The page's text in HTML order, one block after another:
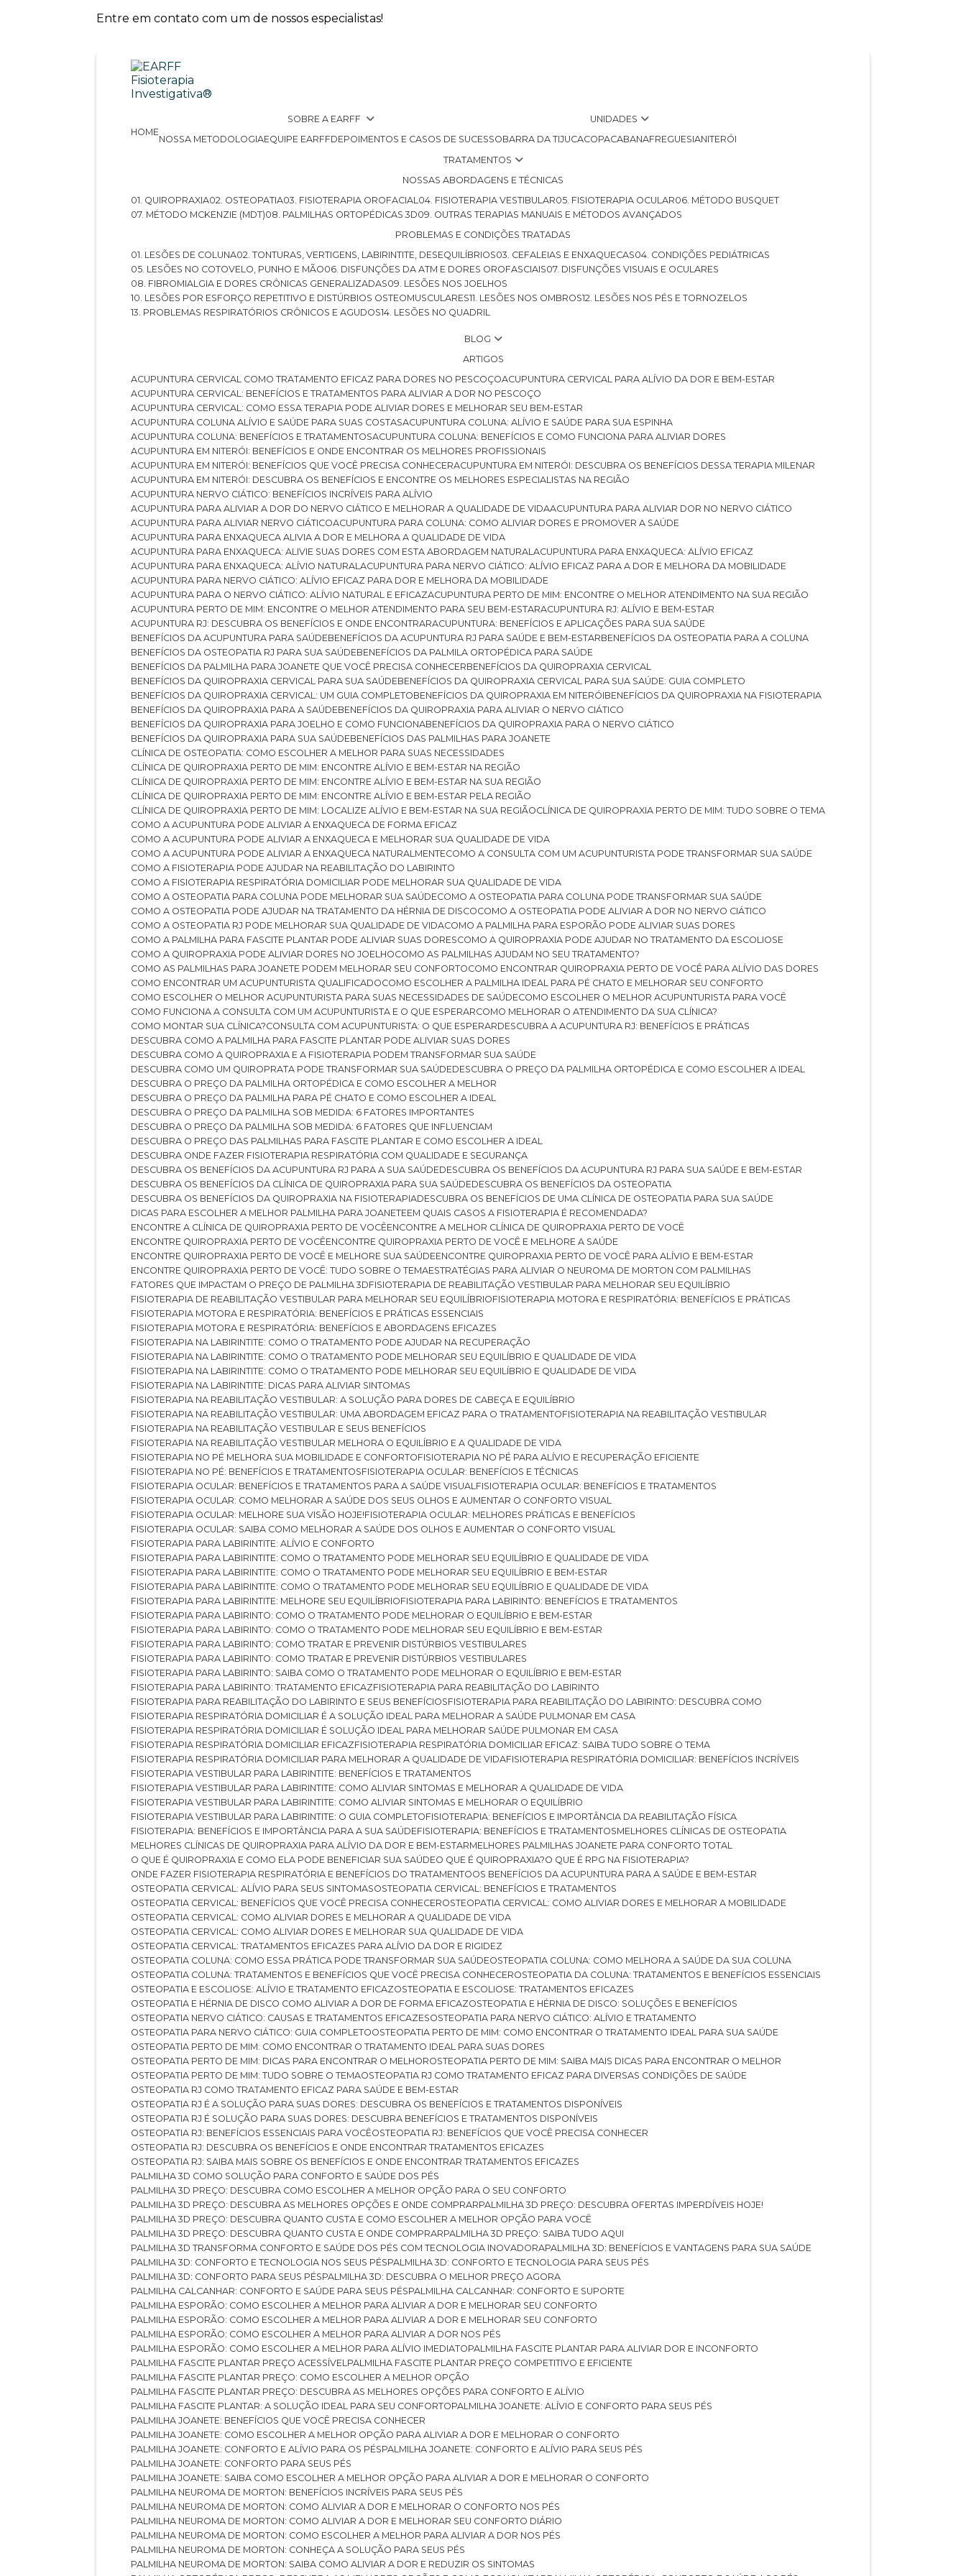
Entre em contato com um de nossos especialistas!
HOME
SOBRE A EARFF
NOSSA METODOLOGIA EQUIPE EARFF DEPOIMENTOS E CASOS DE SUCESSO
UNIDADES
BARRA DA TIJUCA
COPACABANA FREGUESIA
NITERÓI
TRATAMENTOS
NOSSAS ABORDAGENS E TÉCNICAS
01. QUIROPRAXIA
02. OSTEOPATIA 03. FISIOTERAPIA OROFACIAL 04. FISIOTERAPIA VESTIBULAR 05. FISIOTERAPIA OCULAR
06. MÉTODO BUSQUET
07. MÉTODO MCKENZIE (MDT)
08. PALMILHAS ORTOPÉDICAS 3D
09. OUTRAS TERAPIAS MANUAIS E MÉTODOS AVANÇADOS
PROBLEMAS E CONDIÇÕES TRATADAS
01. LESÕES DE COLUNA
02. TONTURAS, VERTIGENS, LABIRINTITE, DESEQUILÍBRIOS 03. CEFALEIAS E ENXAQUECAS
04. CONDIÇÕES PEDIÁTRICAS
05. LESÕES NO COTOVELO, PUNHO E MÃO
06. DISFUNÇÕES DA ATM E DORES OROFASCIAIS
07. DISFUNÇÕES VISUAIS E OCULARES
08. FIBROMIALGIA E DORES CRÔNICAS GENERALIZADAS
09. LESÕES NOS JOELHOS
10. LESÕES POR ESFORÇO REPETITIVO E DISTÚRBIOS OSTEOMUSCULARES 11. LESÕES NOS OMBROS 12. LESÕES NOS PÉS E TORNOZELOS
13. PROBLEMAS RESPIRATÓRIOS CRÔNICOS E AGUDOS 14. LESÕES NO QUADRIL
BLOG
ARTIGOS
ACUPUNTURA CERVICAL COMO TRATAMENTO EFICAZ PARA DORES NO PESCOÇO
ACUPUNTURA CERVICAL PARA ALÍVIO DA DOR E BEM-ESTAR
ACUPUNTURA CERVICAL: BENEFÍCIOS E TRATAMENTOS PARA ALIVIAR A DOR NO PESCOÇO
ACUPUNTURA CERVICAL: COMO ESSA TERAPIA PODE ALIVIAR DORES E MELHORAR SEU BEM-ESTAR
ACUPUNTURA COLUNA ALÍVIO E SAÚDE PARA SUAS COSTAS
ACUPUNTURA COLUNA: ALÍVIO E SAÚDE PARA SUA ESPINHA
ACUPUNTURA COLUNA: BENEFÍCIOS E TRATAMENTOS
ACUPUNTURA COLUNA: BENEFÍCIOS E COMO FUNCIONA PARA ALIVIAR DORES
ACUPUNTURA EM NITERÓI: BENEFÍCIOS E ONDE ENCONTRAR OS MELHORES PROFISSIONAIS
ACUPUNTURA EM NITERÓI: BENEFÍCIOS QUE VOCÊ PRECISA CONHECER
ACUPUNTURA EM NITERÓI: DESCUBRA OS BENEFÍCIOS DESSA TERAPIA MILENAR
ACUPUNTURA EM NITERÓI: DESCUBRA OS BENEFÍCIOS E ENCONTRE OS MELHORES ESPECIALISTAS NA REGIÃO
ACUPUNTURA NERVO CIÁTICO: BENEFÍCIOS INCRÍVEIS PARA ALÍVIO
ACUPUNTURA PARA ALIVIAR A DOR DO NERVO CIÁTICO E MELHORAR A QUALIDADE DE VIDA
ACUPUNTURA PARA ALIVIAR DOR NO NERVO CIÁTICO
ACUPUNTURA PARA ALIVIAR NERVO CIÁTICO
ACUPUNTURA PARA COLUNA: COMO ALIVIAR DORES E PROMOVER A SAÚDE
ACUPUNTURA PARA ENXAQUECA ALIVIA A DOR E MELHORA A QUALIDADE DE VIDA
ACUPUNTURA PARA ENXAQUECA: ALIVIE SUAS DORES COM ESTA ABORDAGEM NATURAL
ACUPUNTURA PARA ENXAQUECA: ALÍVIO EFICAZ
ACUPUNTURA PARA ENXAQUECA: ALÍVIO NATURAL
ACUPUNTURA PARA NERVO CIÁTICO: ALÍVIO EFICAZ PARA A DOR E MELHORA DA MOBILIDADE
ACUPUNTURA PARA NERVO CIÁTICO: ALÍVIO EFICAZ PARA DOR E MELHORA DA MOBILIDADE
ACUPUNTURA PARA O NERVO CIÁTICO: ALÍVIO NATURAL E EFICAZ
ACUPUNTURA PERTO DE MIM: ENCONTRE O MELHOR ATENDIMENTO NA SUA REGIÃO
ACUPUNTURA PERTO DE MIM: ENCONTRE O MELHOR ATENDIMENTO PARA SEU BEM-ESTAR
ACUPUNTURA RJ: ALÍVIO E BEM-ESTAR
ACUPUNTURA RJ: DESCUBRA OS BENEFÍCIOS E ONDE ENCONTRAR
ACUPUNTURA: BENEFÍCIOS E APLICAÇÕES PARA SUA SAÚDE
BENEFÍCIOS DA ACUPUNTURA PARA SAÚDE
BENEFÍCIOS DA ACUPUNTURA RJ PARA SAÚDE E BEM-ESTAR
BENEFÍCIOS DA OSTEOPATIA PARA A COLUNA
BENEFÍCIOS DA OSTEOPATIA RJ PARA SUA SAÚDE
BENEFÍCIOS DA PALMILA ORTOPÉDICA PARA SAÚDE
BENEFÍCIOS DA PALMILHA PARA JOANETE QUE VOCÊ PRECISA CONHECER
BENEFÍCIOS DA QUIROPRAXIA CERVICAL
BENEFÍCIOS DA QUIROPRAXIA CERVICAL PARA SUA SAÚDE
BENEFÍCIOS DA QUIROPRAXIA CERVICAL PARA SUA SAÚDE: GUIA COMPLETO
BENEFÍCIOS DA QUIROPRAXIA CERVICAL: UM GUIA COMPLETO
BENEFÍCIOS DA QUIROPRAXIA EM NITERÓI
BENEFÍCIOS DA QUIROPRAXIA NA FISIOTERAPIA
BENEFÍCIOS DA QUIROPRAXIA PARA A SAÚDE
BENEFÍCIOS DA QUIROPRAXIA PARA ALIVIAR O NERVO CIÁTICO
BENEFÍCIOS DA QUIROPRAXIA PARA JOELHO E COMO FUNCIONA
BENEFÍCIOS DA QUIROPRAXIA PARA O NERVO CIÁTICO
BENEFÍCIOS DA QUIROPRAXIA PARA SUA SAÚDE
BENEFÍCIOS DAS PALMILHAS PARA JOANETE
CLÍNICA DE OSTEOPATIA: COMO ESCOLHER A MELHOR PARA SUAS NECESSIDADES
CLÍNICA DE QUIROPRAXIA PERTO DE MIM: ENCONTRE ALÍVIO E BEM-ESTAR NA REGIÃO
CLÍNICA DE QUIROPRAXIA PERTO DE MIM: ENCONTRE ALÍVIO E BEM-ESTAR NA SUA REGIÃO
CLÍNICA DE QUIROPRAXIA PERTO DE MIM: ENCONTRE ALÍVIO E BEM-ESTAR PELA REGIÃO
CLÍNICA DE QUIROPRAXIA PERTO DE MIM: LOCALIZE ALÍVIO E BEM-ESTAR NA SUA REGIÃO
CLÍNICA DE QUIROPRAXIA PERTO DE MIM: TUDO SOBRE O TEMA
COMO A ACUPUNTURA PODE ALIVIAR A ENXAQUECA DE FORMA EFICAZ
COMO A ACUPUNTURA PODE ALIVIAR A ENXAQUECA E MELHORAR SUA QUALIDADE DE VIDA
COMO A ACUPUNTURA PODE ALIVIAR A ENXAQUECA NATURALMENTE
COMO A CONSULTA COM UM ACUPUNTURISTA PODE TRANSFORMAR SUA SAÚDE
COMO A FISIOTERAPIA PODE AJUDAR NA REABILITAÇÃO DO LABIRINTO
COMO A FISIOTERAPIA RESPIRATÓRIA DOMICILIAR PODE MELHORAR SUA QUALIDADE DE VIDA
COMO A OSTEOPATIA PARA COLUNA PODE MELHORAR SUA SAÚDE
COMO A OSTEOPATIA PARA COLUNA PODE TRANSFORMAR SUA SAÚDE
COMO A OSTEOPATIA PODE AJUDAR NA TRATAMENTO DA HÉRNIA DE DISCO
COMO A OSTEOPATIA PODE ALIVIAR A DOR NO NERVO CIÁTICO
COMO A OSTEOPATIA RJ PODE MELHORAR SUA QUALIDADE DE VIDA
COMO A PALMILHA PARA ESPORÃO PODE ALIVIAR SUAS DORES
COMO A PALMILHA PARA FASCITE PLANTAR PODE ALIVIAR SUAS DORES
COMO A QUIROPRAXIA PODE AJUDAR NO TRATAMENTO DA ESCOLIOSE
COMO A QUIROPRAXIA PODE ALIVIAR DORES NO JOELHO
COMO AS PALMILHAS AJUDAM NO SEU TRATAMENTO?
COMO AS PALMILHAS PARA JOANETE PODEM MELHORAR SEU CONFORTO
COMO ENCONTRAR QUIROPRAXIA PERTO DE VOCÊ PARA ALÍVIO DAS DORES
COMO ENCONTRAR UM ACUPUNTURISTA QUALIFICADO
COMO ESCOLHER A PALMILHA IDEAL PARA PÉ CHATO E MELHORAR SEU CONFORTO
COMO ESCOLHER O MELHOR ACUPUNTURISTA PARA SUAS NECESSIDADES DE SAÚDE
COMO ESCOLHER O MELHOR ACUPUNTURISTA PARA VOCÊ
COMO FUNCIONA A CONSULTA COM UM ACUPUNTURISTA E O QUE ESPERAR
COMO MELHORAR O ATENDIMENTO DA SUA CLÍNICA?
COMO MONTAR SUA CLÍNICA?
CONSULTA COM ACUPUNTURISTA: O QUE ESPERAR
DESCUBRA A ACUPUNTURA RJ: BENEFÍCIOS E PRÁTICAS
DESCUBRA COMO A PALMILHA PARA FASCITE PLANTAR PODE ALIVIAR SUAS DORES
DESCUBRA COMO A QUIROPRAXIA E A FISIOTERAPIA PODEM TRANSFORMAR SUA SAÚDE
DESCUBRA COMO UM QUIROPRATA PODE TRANSFORMAR SUA SAÚDE
DESCUBRA O PREÇO DA PALMILHA ORTOPÉDICA E COMO ESCOLHER A IDEAL
DESCUBRA O PREÇO DA PALMILHA ORTOPÉDICA E COMO ESCOLHER A MELHOR
DESCUBRA O PREÇO DA PALMILHA PARA PÉ CHATO E COMO ESCOLHER A IDEAL
DESCUBRA O PREÇO DA PALMILHA SOB MEDIDA: 6 FATORES IMPORTANTES
DESCUBRA O PREÇO DA PALMILHA SOB MEDIDA: 6 FATORES QUE INFLUENCIAM
DESCUBRA O PREÇO DAS PALMILHAS PARA FASCITE PLANTAR E COMO ESCOLHER A IDEAL
DESCUBRA ONDE FAZER FISIOTERAPIA RESPIRATÓRIA COM QUALIDADE E SEGURANÇA
DESCUBRA OS BENEFÍCIOS DA ACUPUNTURA RJ PARA A SUA SAÚDE
DESCUBRA OS BENEFÍCIOS DA ACUPUNTURA RJ PARA SUA SAÚDE E BEM-ESTAR
DESCUBRA OS BENEFÍCIOS DA CLÍNICA DE QUIROPRAXIA PARA SUA SAÚDE
DESCUBRA OS BENEFÍCIOS DA OSTEOPATIA
DESCUBRA OS BENEFÍCIOS DA QUIROPRAXIA NA FISIOTERAPIA
DESCUBRA OS BENEFÍCIOS DE UMA CLÍNICA DE OSTEOPATIA PARA SUA SAÚDE
DICAS PARA ESCOLHER A MELHOR PALMILHA PARA JOANETE EM QUAIS CASOS A FISIOTERAPIA É RECOMENDADA?
ENCONTRE A CLÍNICA DE QUIROPRAXIA PERTO DE VOCÊ ENCONTRE A MELHOR CLÍNICA DE QUIROPRAXIA PERTO DE VOCÊ
ENCONTRE QUIROPRAXIA PERTO DE VOCÊ ENCONTRE QUIROPRAXIA PERTO DE VOCÊ E MELHORE A SAÚDE
ENCONTRE QUIROPRAXIA PERTO DE VOCÊ E MELHORE SUA SAÚDE ENCONTRE QUIROPRAXIA PERTO DE VOCÊ PARA ALÍVIO E BEM-ESTAR
ENCONTRE QUIROPRAXIA PERTO DE VOCÊ: TUDO SOBRE O TEMA ESTRATÉGIAS PARA ALIVIAR O NEUROMA DE MORTON COM PALMILHAS
FATORES QUE IMPACTAM O PREÇO DE PALMILHA 3D
FISIOTERAPIA DE REABILITAÇÃO VESTIBULAR PARA MELHORAR SEU EQUILÍBRIO
FISIOTERAPIA DE REABILITAÇÃO VESTIBULAR PARA MELHORAR SEU EQUILÍBRIO
FISIOTERAPIA MOTORA E RESPIRATÓRIA: BENEFÍCIOS E PRÁTICAS
FISIOTERAPIA MOTORA E RESPIRATÓRIA: BENEFÍCIOS E PRÁTICAS ESSENCIAIS
FISIOTERAPIA MOTORA E RESPIRATÓRIA: BENEFÍCIOS E ABORDAGENS EFICAZES
FISIOTERAPIA NA LABIRINTITE: COMO O TRATAMENTO PODE AJUDAR NA RECUPERAÇÃO
FISIOTERAPIA NA LABIRINTITE: COMO O TRATAMENTO PODE MELHORAR SEU EQUILÍBRIO E QUALIDADE DE VIDA
FISIOTERAPIA NA LABIRINTITE: COMO O TRATAMENTO PODE MELHORAR SEU EQUILÍBRIO E QUALIDADE DE VIDA
FISIOTERAPIA NA LABIRINTITE: DICAS PARA ALIVIAR SINTOMAS
FISIOTERAPIA NA REABILITAÇÃO VESTIBULAR: A SOLUÇÃO PARA DORES DE CABEÇA E EQUILÍBRIO
FISIOTERAPIA NA REABILITAÇÃO VESTIBULAR: UMA ABORDAGEM EFICAZ PARA O TRATAMENTO
FISIOTERAPIA NA REABILITAÇÃO VESTIBULAR
FISIOTERAPIA NA REABILITAÇÃO VESTIBULAR E SEUS BENEFÍCIOS
FISIOTERAPIA NA REABILITAÇÃO VESTIBULAR MELHORA O EQUILÍBRIO E A QUALIDADE DE VIDA
FISIOTERAPIA NO PÉ MELHORA SUA MOBILIDADE E CONFORTO
FISIOTERAPIA NO PÉ PARA ALÍVIO E RECUPERAÇÃO EFICIENTE
FISIOTERAPIA NO PÉ: BENEFÍCIOS E TRATAMENTOS
FISIOTERAPIA OCULAR: BENEFÍCIOS E TÉCNICAS
FISIOTERAPIA OCULAR: BENEFÍCIOS E TRATAMENTOS PARA A SAÚDE VISUAL FISIOTERAPIA OCULAR: BENEFÍCIOS E TRATAMENTOS
FISIOTERAPIA OCULAR: COMO MELHORAR A SAÚDE DOS SEUS OLHOS E AUMENTAR O CONFORTO VISUAL
FISIOTERAPIA OCULAR: MELHORE SUA VISÃO HOJE! FISIOTERAPIA OCULAR: MELHORES PRÁTICAS E BENEFÍCIOS
FISIOTERAPIA OCULAR: SAIBA COMO MELHORAR A SAÚDE DOS OLHOS E AUMENTAR O CONFORTO VISUAL
FISIOTERAPIA PARA LABIRINTITE: ALÍVIO E CONFORTO
FISIOTERAPIA PARA LABIRINTITE: COMO O TRATAMENTO PODE MELHORAR SEU EQUILÍBRIO E QUALIDADE DE VIDA
FISIOTERAPIA PARA LABIRINTITE: COMO O TRATAMENTO PODE MELHORAR SEU EQUILÍBRIO E BEM-ESTAR
FISIOTERAPIA PARA LABIRINTITE: COMO O TRATAMENTO PODE MELHORAR SEU EQUILÍBRIO E QUALIDADE DE VIDA
FISIOTERAPIA PARA LABIRINTITE: MELHORE SEU EQUILÍBRIO
FISIOTERAPIA PARA LABIRINTO: BENEFÍCIOS E TRATAMENTOS
FISIOTERAPIA PARA LABIRINTO: COMO O TRATAMENTO PODE MELHORAR O EQUILÍBRIO E BEM-ESTAR
FISIOTERAPIA PARA LABIRINTO: COMO O TRATAMENTO PODE MELHORAR SEU EQUILÍBRIO E BEM-ESTAR
FISIOTERAPIA PARA LABIRINTO: COMO TRATAR E PREVENIR DISTÚRBIOS VESTIBULARES
FISIOTERAPIA PARA LABIRINTO: COMO TRATAR E PREVENIR DISTÚRBIOS VESTIBULARES
FISIOTERAPIA PARA LABIRINTO: SAIBA COMO O TRATAMENTO PODE MELHORAR O EQUILÍBRIO E BEM-ESTAR
FISIOTERAPIA PARA LABIRINTO: TRATAMENTO EFICAZ FISIOTERAPIA PARA REABILITAÇÃO DO LABIRINTO
FISIOTERAPIA PARA REABILITAÇÃO DO LABIRINTO E SEUS BENEFÍCIOS
FISIOTERAPIA PARA REABILITAÇÃO DO LABIRINTO: DESCUBRA COMO
FISIOTERAPIA RESPIRATÓRIA DOMICILIAR É A SOLUÇÃO IDEAL PARA MELHORAR A SAÚDE PULMONAR EM CASA
FISIOTERAPIA RESPIRATÓRIA DOMICILIAR É SOLUÇÃO IDEAL PARA MELHORAR SAÚDE PULMONAR EM CASA
FISIOTERAPIA RESPIRATÓRIA DOMICILIAR EFICAZ FISIOTERAPIA RESPIRATÓRIA DOMICILIAR EFICAZ: SAIBA TUDO SOBRE O TEMA
FISIOTERAPIA RESPIRATÓRIA DOMICILIAR PARA MELHORAR A QUALIDADE DE VIDA FISIOTERAPIA RESPIRATÓRIA DOMICILIAR: BENEFÍCIOS INCRÍVEIS
FISIOTERAPIA VESTIBULAR PARA LABIRINTITE: BENEFÍCIOS E TRATAMENTOS
FISIOTERAPIA VESTIBULAR PARA LABIRINTITE: COMO ALIVIAR SINTOMAS E MELHORAR A QUALIDADE DE VIDA
FISIOTERAPIA VESTIBULAR PARA LABIRINTITE: COMO ALIVIAR SINTOMAS E MELHORAR O EQUILÍBRIO
FISIOTERAPIA VESTIBULAR PARA LABIRINTITE: O GUIA COMPLETO
FISIOTERAPIA: BENEFÍCIOS E IMPORTÂNCIA DA REABILITAÇÃO FÍSICA
FISIOTERAPIA: BENEFÍCIOS E IMPORTÂNCIA PARA A SUA SAÚDE FISIOTERAPIA: BENEFÍCIOS E TRATAMENTOS
MELHORES CLÍNICAS DE OSTEOPATIA
MELHORES CLÍNICAS DE QUIROPRAXIA PARA ALÍVIO DA DOR E BEM-ESTAR
MELHORES PALMILHAS JOANETE PARA CONFORTO TOTAL
O QUE É QUIROPRAXIA E COMO ELA PODE BENEFICIAR SUA SAÚDE
O QUE É QUIROPRAXIA?
O QUE É RPG NA FISIOTERAPIA?
ONDE FAZER FISIOTERAPIA RESPIRATÓRIA E BENEFÍCIOS DO TRATAMENTO
OS BENEFÍCIOS DA ACUPUNTURA PARA A SAÚDE E BEM-ESTAR
OSTEOPATIA CERVICAL: ALÍVIO PARA SEUS SINTOMAS
OSTEOPATIA CERVICAL: BENEFÍCIOS E TRATAMENTOS
OSTEOPATIA CERVICAL: BENEFÍCIOS QUE VOCÊ PRECISA CONHECER
OSTEOPATIA CERVICAL: COMO ALIVIAR DORES E MELHORAR A MOBILIDADE
OSTEOPATIA CERVICAL: COMO ALIVIAR DORES E MELHORAR A QUALIDADE DE VIDA
OSTEOPATIA CERVICAL: COMO ALIVIAR DORES E MELHORAR SUA QUALIDADE DE VIDA
OSTEOPATIA CERVICAL: TRATAMENTOS EFICAZES PARA ALÍVIO DA DOR E RIGIDEZ
OSTEOPATIA COLUNA: COMO ESSA PRÁTICA PODE TRANSFORMAR SUA SAÚDE
OSTEOPATIA COLUNA: COMO MELHORA A SAÚDE DA SUA COLUNA
OSTEOPATIA COLUNA: TRATAMENTOS E BENEFÍCIOS QUE VOCÊ PRECISA CONHECER
OSTEOPATIA DA COLUNA: TRATAMENTOS E BENEFÍCIOS ESSENCIAIS
OSTEOPATIA E ESCOLIOSE: ALÍVIO E TRATAMENTO EFICAZ
OSTEOPATIA E ESCOLIOSE: TRATAMENTOS EFICAZES
OSTEOPATIA E HÉRNIA DE DISCO COMO ALIVIAR A DOR DE FORMA EFICAZ
OSTEOPATIA E HÉRNIA DE DISCO: SOLUÇÕES E BENEFÍCIOS
OSTEOPATIA NERVO CIÁTICO: CAUSAS E TRATAMENTOS EFICAZES
OSTEOPATIA PARA NERVO CIÁTICO: ALÍVIO E TRATAMENTO
OSTEOPATIA PARA NERVO CIÁTICO: GUIA COMPLETO
OSTEOPATIA PERTO DE MIM: COMO ENCONTRAR O TRATAMENTO IDEAL PARA SUA SAÚDE
OSTEOPATIA PERTO DE MIM: COMO ENCONTRAR O TRATAMENTO IDEAL PARA SUAS DORES
OSTEOPATIA PERTO DE MIM: DICAS PARA ENCONTRAR O MELHOR
OSTEOPATIA PERTO DE MIM: SAIBA MAIS DICAS PARA ENCONTRAR O MELHOR
OSTEOPATIA PERTO DE MIM: TUDO SOBRE O TEMA
OSTEOPATIA RJ COMO TRATAMENTO EFICAZ PARA DIVERSAS CONDIÇÕES DE SAÚDE
OSTEOPATIA RJ COMO TRATAMENTO EFICAZ PARA SAÚDE E BEM-ESTAR
OSTEOPATIA RJ É A SOLUÇÃO PARA SUAS DORES: DESCUBRA OS BENEFÍCIOS E TRATAMENTOS DISPONÍVEIS
OSTEOPATIA RJ É SOLUÇÃO PARA SUAS DORES: DESCUBRA BENEFÍCIOS E TRATAMENTOS DISPONÍVEIS
OSTEOPATIA RJ: BENEFÍCIOS ESSENCIAIS PARA VOCÊ
OSTEOPATIA RJ: BENEFÍCIOS QUE VOCÊ PRECISA CONHECER
OSTEOPATIA RJ: DESCUBRA OS BENEFÍCIOS E ONDE ENCONTRAR TRATAMENTOS EFICAZES
OSTEOPATIA RJ: SAIBA MAIS SOBRE OS BENEFÍCIOS E ONDE ENCONTRAR TRATAMENTOS EFICAZES
PALMILHA 3D COMO SOLUÇÃO PARA CONFORTO E SAÚDE DOS PÉS
PALMILHA 3D PREÇO: DESCUBRA COMO ESCOLHER A MELHOR OPÇÃO PARA O SEU CONFORTO
PALMILHA 3D PREÇO: DESCUBRA AS MELHORES OPÇÕES E ONDE COMPRAR
PALMILHA 3D PREÇO: DESCUBRA OFERTAS IMPERDÍVEIS HOJE!
PALMILHA 3D PREÇO: DESCUBRA QUANTO CUSTA E COMO ESCOLHER A MELHOR OPÇÃO PARA VOCÊ
PALMILHA 3D PREÇO: DESCUBRA QUANTO CUSTA E ONDE COMPRAR
PALMILHA 3D PREÇO: SAIBA TUDO AQUI
PALMILHA 3D TRANSFORMA CONFORTO E SAÚDE DOS PÉS COM TECNOLOGIA INOVADORA PALMILHA 3D: BENEFÍCIOS E VANTAGENS PARA SUA SAÚDE
PALMILHA 3D: CONFORTO E TECNOLOGIA NOS SEUS PÉS
PALMILHA 3D: CONFORTO E TECNOLOGIA PARA SEUS PÉS
PALMILHA 3D: CONFORTO PARA SEUS PÉS
PALMILHA 3D: DESCUBRA O MELHOR PREÇO AGORA
PALMILHA CALCANHAR: CONFORTO E SAÚDE PARA SEUS PÉS
PALMILHA CALCANHAR: CONFORTO E SUPORTE
PALMILHA ESPORÃO: COMO ESCOLHER A MELHOR PARA ALIVIAR A DOR E MELHORAR SEU CONFORTO
PALMILHA ESPORÃO: COMO ESCOLHER A MELHOR PARA ALIVIAR A DOR E MELHORAR SEU CONFORTO
PALMILHA ESPORÃO: COMO ESCOLHER A MELHOR PARA ALIVIAR A DOR NOS PÉS
PALMILHA ESPORÃO: COMO ESCOLHER A MELHOR PARA ALÍVIO IMEDIATO
PALMILHA FASCITE PLANTAR PARA ALIVIAR DOR E INCONFORTO
PALMILHA FASCITE PLANTAR PREÇO ACESSÍVEL PALMILHA FASCITE PLANTAR PREÇO COMPETITIVO E EFICIENTE
PALMILHA FASCITE PLANTAR PREÇO: COMO ESCOLHER A MELHOR OPÇÃO
PALMILHA FASCITE PLANTAR PREÇO: DESCUBRA AS MELHORES OPÇÕES PARA CONFORTO E ALÍVIO
PALMILHA FASCITE PLANTAR: A SOLUÇÃO IDEAL PARA SEU CONFORTO
PALMILHA JOANETE: ALÍVIO E CONFORTO PARA SEUS PÉS
PALMILHA JOANETE: BENEFÍCIOS QUE VOCÊ PRECISA CONHECER
PALMILHA JOANETE: COMO ESCOLHER A MELHOR OPÇÃO PARA ALIVIAR A DOR E MELHORAR O CONFORTO
PALMILHA JOANETE: CONFORTO E ALÍVIO PARA OS PÉS
PALMILHA JOANETE: CONFORTO E ALÍVIO PARA SEUS PÉS
PALMILHA JOANETE: CONFORTO PARA SEUS PÉS
PALMILHA JOANETE: SAIBA COMO ESCOLHER A MELHOR OPÇÃO PARA ALIVIAR A DOR E MELHORAR O CONFORTO
PALMILHA NEUROMA DE MORTON: BENEFÍCIOS INCRÍVEIS PARA SEUS PÉS
PALMILHA NEUROMA DE MORTON: COMO ALIVIAR A DOR E MELHORAR O CONFORTO NOS PÉS
PALMILHA NEUROMA DE MORTON: COMO ALIVIAR A DOR E MELHORAR SEU CONFORTO DIÁRIO
PALMILHA NEUROMA DE MORTON: COMO ESCOLHER A MELHOR PARA ALIVIAR A DOR NOS PÉS
PALMILHA NEUROMA DE MORTON: CONHEÇA A SOLUÇÃO PARA SEUS PÉS
PALMILHA NEUROMA DE MORTON: SAIBA COMO ALIVIAR A DOR E REDUZIR OS SINTOMAS